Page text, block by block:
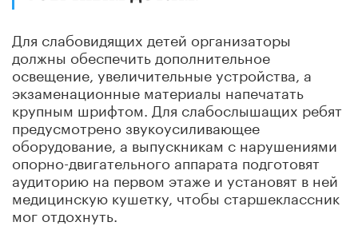
Для слабовидящих детей организаторы
должны обеспечить дополнительное
освещение, увеличительные устройства, а
экзаменационные материалы напечатать
крупным шрифтом. Для слабослышащих ребят
предусмотрено звукоусиливающее
оборудование, а выпускникам с нарушениями
опорно-двигательного аппарата подготовят
аудиторию на первом этаже и установят в ней
медицинскую кушетку, чтобы старшеклассник
мог отдохнуть.